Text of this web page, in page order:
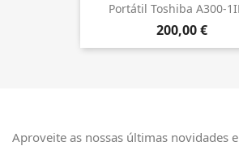
Portátil Toshiba A300-
200,00 €
Aproveite as nossas últimas novidades